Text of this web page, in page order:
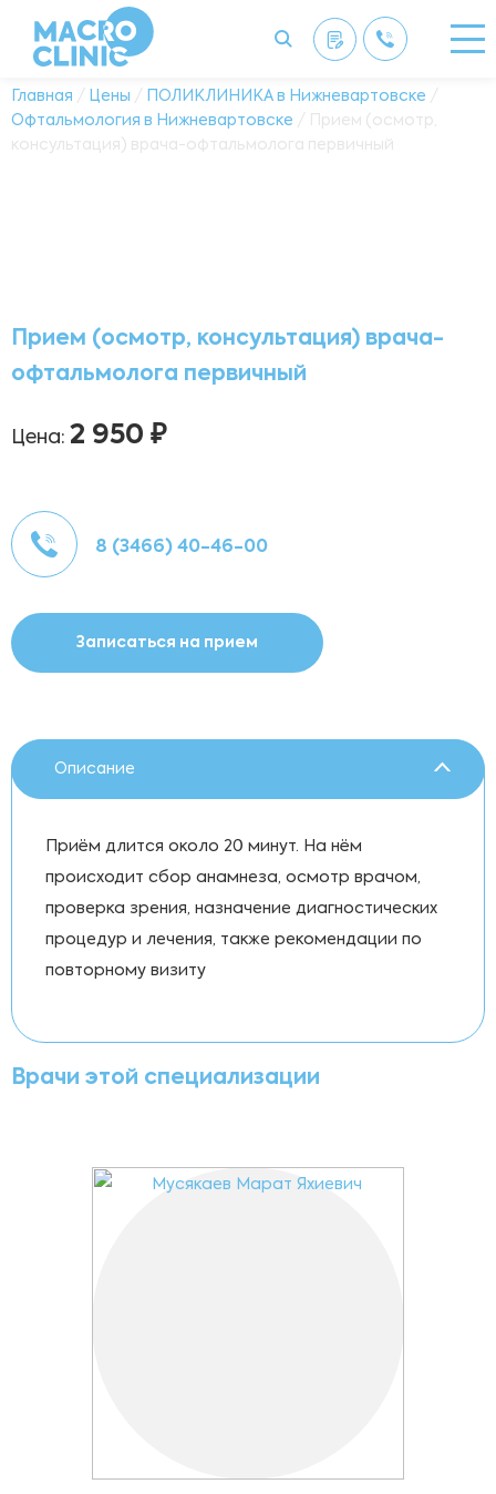
Главная / Цены / ПОЛИКЛИНИКА в Нижневартовске /
Офтальмология в Нижневартовске / Прием (осмотр,
консультация) врача-офтальмолога первичный
Прием (осмотр, консультация) врача-
офтальмолога первичный
Цена: 2 950 ₽
8 (3466) 40-46-00
Записаться на прием
Описание
Приём длится около 20 минут. На нём
происходит сбор анамнеза, осмотр врачом,
проверка зрения, назначение диагностических
процедур и лечения, также рекомендации по
повторному визиту
Врачи этой специализации